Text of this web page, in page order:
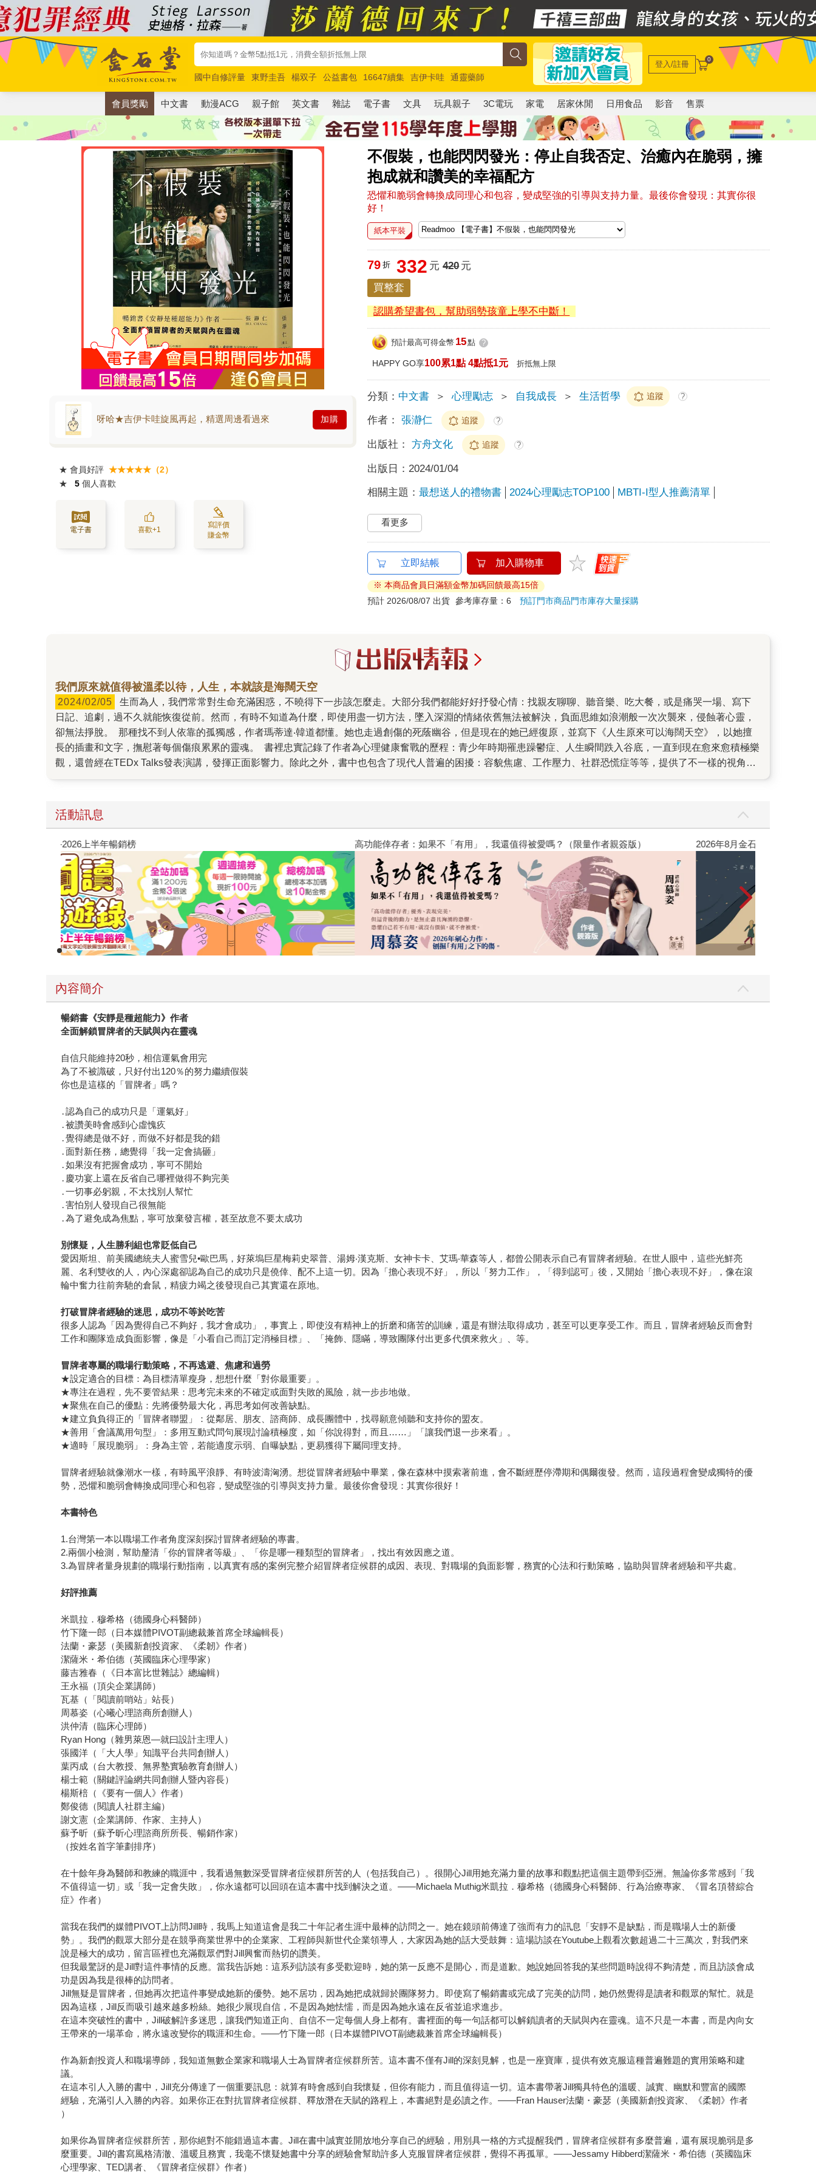
國中自修評量 東野圭吾 楊双子 公益書包 16647續集 吉伊卡哇
通靈藥師
唯紅花綻放
奧德賽 路邊攤新作 馬斯克 玩具總動員5 超慢跑
登入/註冊 0
會員獎勵 中文書 動漫ACG 親子館 英文書 雜誌 電子書 文具 玩具親子 3C電玩 家電 居家休閒 日用食品 影音 售票
不假裝，也能閃閃發光：停止自我否定、治癒內在脆弱，擁
抱成就和讚美的幸福配方
恐懼和脆弱會轉換成同理心和包容，變成堅強的引導與支持力量。最後你會發現：其實你很
好！
呀哈★吉伊卡哇旋風再起，精選周邊看過來 加購
★ 會員好評 ★★★★★（2）
★
5 個人喜歡
電子書 喜歡+1
寫評價
賺金幣
紙本平裝
79 折 332 元 420元
買整套
認購希望書包，幫助弱勢孩童上學不中斷！
預計最高可得金幣 15點 ?
HAPPY GO享100累1點 4點抵1元 折抵無上限
分類： 中文書 ＞ 心理勵志 ＞ 自我成長 ＞ 生活哲學 追蹤 ?
作者： 張瀞仁 追蹤 ?
出版社： 方舟文化 追蹤 ?
出版日： 2024/01/04
相關主題：最想送人的禮物書 2024心理勵志TOP100 MBTI-I型人推薦清單
看更多
立即結帳 加入購物車
※ 本商品會員日滿額金幣加碼回饋最高15倍
預計 2026/08/07 出貨 參考庫存量：6預訂門市商品門市庫存大量採購
我們原來就值得被溫柔以待，人生，本就該是海闊天空
2024/02/05
生而為人，我們常常對生命充滿困惑，不曉得下一步該怎麼走。大部分我們都能好好抒發心情：找親友聊聊、聽音樂、吃大餐，或是痛哭一場、寫下
日記、追劇，過不久就能恢復從前。然而，有時不知道為什麼，即使用盡一切方法，墜入深淵的情緒依舊無法被解決，負面思維如浪潮般一次次襲來，侵蝕著心靈，
卻無法掙脫。 那種找不到人依靠的孤獨感，作者瑪蒂達‧韓道都懂。她也走過創傷的死蔭幽谷，但是現在的她已經復原，並寫下《人生原來可以海闊天空》，以她擅
長的插畫和文字，撫慰著每個傷痕累累的靈魂。 書裡忠實記錄了作者為心理健康奮戰的歷程：青少年時期罹患躁鬱症、人生瞬間跌入谷底，一直到現在愈來愈積極樂
觀，還曾經在TEDx Talks發表演講，發揮正面影響力。除此之外，書中也包含了現代人普遍的困擾：容貌焦慮、工作壓力、社群恐慌症等等，提供了不一樣的視角，
這本書的時候，我不斷回想起自己的過往。曾經我也有過一段極度幽暗的低潮期，看不見未來的希望，被憂傷緊緊束縛。然而生命中不會永遠都是壞日子，當好日子
忽然降臨、感受到幸福的那一刻便領悟到，對未來有所期待，足以鼓舞人們重新爬起來。 《人生原來可以海闊天空》猶如一劑強心針，它讓我們意識到，只要是人都
經歷過傷痛。我們不可能無時無刻保持開朗，但只要了解自己的需求、及時向他人發出求救訊號，世上還有許多人會和作者一樣，牽住我們的手大步向前。 如果之後
有人問我，有沒有這樣一本書，它能傾聽悲傷、溫柔接住我們肩負的所有傷痕、提供一個溫暖而厚實的擁抱，並堅定不懈地承諾，未來是值得期待的？ 我會告訴他，
《人生原來可以海闊天空》就是。
活動訊息
閱讀漫遊錄-2026上半年暢銷榜 高功能倖存者：如果不「有用」，我還值得被愛嗎？（限量作者親簽版） 2026年8月金石
內容簡介
暢銷書《安靜是種超能力》作者
全面解鎖冒牌者的天賦與內在靈魂
自信只能維持20秒，相信運氣會用完
為了不被識破，只好付出120％的努力繼續假裝
你也是這樣的「冒牌者」嗎？
․認為自己的成功只是「運氣好」
․被讚美時會感到心虛愧疚
․覺得總是做不好，而做不好都是我的錯
․面對新任務，總覺得「我一定會搞砸」
․如果沒有把握會成功，寧可不開始
․慶功宴上還在反省自己哪裡做得不夠完美
․一切事必躬親，不太找別人幫忙
․害怕別人發現自己很無能
․為了避免成為焦點，寧可放棄發言權，甚至故意不要太成功
別懷疑，人生勝利組也常貶低自己
愛因斯坦、前美國總統夫人蜜雪兒•歐巴馬，好萊塢巨星梅莉史翠普、湯姆‧漢克斯、女神卡卡、艾瑪‧華森等人，都曾公開表示自己有冒牌者經驗。在世人眼中，這些光鮮亮
麗、名利雙收的人，內心深處卻認為自己的成功只是僥倖、配不上這一切。因為「擔心表現不好」，所以「努力工作」，「得到認可」後，又開始「擔心表現不好」，像在滾
輪中奮力往前奔馳的倉鼠，精疲力竭之後發現自己其實還在原地。
打破冒牌者經驗的迷思，成功不等於吃苦
很多人認為「因為覺得自己不夠好，我才會成功」，事實上，即使沒有精神上的折磨和痛苦的訓練，還是有辦法取得成功，甚至可以更享受工作。而且，冒牌者經驗反而會對
工作和團隊造成負面影響，像是「小看自己而訂定消極目標」、「掩飾、隱瞞，導致團隊付出更多代價來救火」、等。
冒牌者專屬的職場行動策略，不再逃避、焦慮和過勞
★設定適合的目標：為目標清單瘦身，想想什麼「對你最重要」。
★專注在過程，先不要管結果：思考完未來的不確定或面對失敗的風險，就一步步地做。
★聚焦在自己的優點：先將優勢最大化，再思考如何改善缺點。
★建立負負得正的「冒牌者聯盟」：從鄰居、朋友、諮商師、成長團體中，找尋願意傾聽和支持你的盟友。
★善用「會議萬用句型」：多用互動式問句展現討論積極度，如「你說得對，而且……」「讓我們退一步來看」。
★適時「展現脆弱」：身為主管，若能適度示弱、自曝缺點，更易獲得下屬同理支持。
冒牌者經驗就像潮水一樣，有時風平浪靜、有時波濤洶湧。想從冒牌者經驗中畢業，像在森林中摸索著前進，會不斷經歷停滯期和偶爾復發。然而，這段過程會變成獨特的優
勢，恐懼和脆弱會轉換成同理心和包容，變成堅強的引導與支持力量。最後你會發現：其實你很好！
本書特色
1.台灣第一本以職場工作者角度深刻探討冒牌者經驗的專書。
2.兩個小檢測，幫助釐清「你的冒牌者等級」、「你是哪一種類型的冒牌者」，找出有效因應之道。
3.為冒牌者量身規劃的職場行動指南，以真實有感的案例完整介紹冒牌者症候群的成因、表現、對職場的負面影響，務實的心法和行動策略，協助與冒牌者經驗和平共處。
好評推薦
米凱拉．穆希格（德國身心科醫師）
竹下隆一郎（日本媒體PIVOT副總裁兼首席全球編輯長）
法蘭・豪瑟（美國新創投資家、《柔韌》作者）
潔薩米・希伯德（英國臨床心理學家）
藤吉雅春（《日本富比世雜誌》總編輯）
王永福（頂尖企業講師）
瓦基（「閱讀前哨站」站長）
周慕姿（心曦心理諮商所創辦人）
洪仲清（臨床心理師）
Ryan Hong（雜男萊恩—就曰設計主理人）
張國洋（「大人學」知識平台共同創辦人）
葉丙成（台大教授、無界塾實驗教育創辦人）
楊士範（關鍵評論網共同創辦人暨內容長）
楊斯棓（《要有一個人》作者）
鄭俊德（閱讀人社群主編）
謝文憲（企業講師、作家、主持人）
蘇予昕（蘇予昕心理諮商所所長、暢銷作家）
（按姓名首字筆劃排序）
在十餘年身為醫師和教練的職涯中，我看過無數深受冒牌者症候群所苦的人（包括我自己）。很開心Jill用她充滿力量的故事和觀點把這個主題帶到亞洲。無論你多常感到「我
不值得這一切」或「我一定會失敗」，你永遠都可以回頭在這本書中找到解決之道。——Michaela Muthig米凱拉．穆希格（德國身心科醫師、行為治療專家、《冒名頂替綜合
症》作者）
當我在我們的媒體PIVOT上訪問Jill時，我馬上知道這會是我二十年記者生涯中最棒的訪問之一。她在鏡頭前傳達了強而有力的訊息「安靜不是缺點，而是職場人士的新優
勢」。我們的觀眾大部分是在競爭商業世界中的企業家、工程師與新世代企業領導人，大家因為她的話大受鼓舞：這場訪談在Youtube上觀看次數超過二十三萬次，對我們來
說是極大的成功，留言區裡也充滿觀眾們對Jill興奮而熱切的讚美。
但我最驚訝的是Jill對這件事情的反應。當我告訴她：這系列訪談有多受歡迎時，她的第一反應不是開心，而是道歉。她說她回答我的某些問題時說得不夠清楚，而且訪談會成
功是因為我是很棒的訪問者。
Jill無疑是冒牌者，但她再次把這件事變成她新的優勢。她不居功，因為她把成就歸於團隊努力。即使寫了暢銷書或完成了完美的訪問，她仍然覺得是讀者和觀眾的幫忙。就是
因為這樣，Jill反而吸引越來越多粉絲。她很少展現自信，不是因為她怯懦，而是因為她永遠在反省並追求進步。
在這本突破性的書中，Jill破解許多迷思，讓我們知道正向、自信不一定每個人身上都有。書裡面的每一句話都可以解鎖讀者的天賦與內在靈魂。這不只是一本書，而是內向女
王帶來的一場革命，將永遠改變你的職涯和生命。——竹下隆一郎（日本媒體PIVOT副總裁兼首席全球編輯長）
作為新創投資人和職場導師，我知道無數企業家和職場人士為冒牌者症候群所苦。這本書不僅有Jill的深刻見解，也是一座寶庫，提供有效克服這種普遍難題的實用策略和建
議。
在這本引人入勝的書中，Jill充分傳達了一個重要訊息：就算有時會感到自我懷疑，但你有能力，而且值得這一切。這本書帶著Jill獨具特色的溫暖、誠實、幽默和豐富的國際
經驗，充滿引人入勝的內容。如果你正在對抗冒牌者症候群、釋放潛在天賦的路程上，本書絕對是必讀之作。——Fran Hauser法蘭・豪瑟（美國新創投資家、《柔韌》作者
）
如果你為冒牌者症候群所苦，那你絕對不能錯過這本書。Jill在書中誠實並開放地分享自己的經驗，用別具一格的方式提醒我們，冒牌者症候群有多麼普遍，還有展現脆弱是多
麼重要。Jill的書寫風格清澈、溫暖且務實，我毫不懷疑她書中分享的經驗會幫助許多人克服冒牌者症候群，覺得不再孤單。——Jessamy Hibberd潔薩米・希伯德（英國臨床
心理學家、TED講者、《冒牌者症候群》作者）